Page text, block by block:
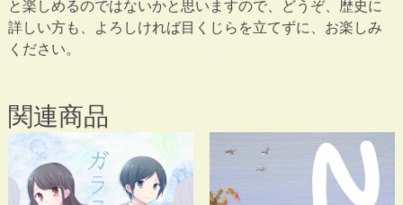
と楽しめるのではないかと思いますので、どうぞ、歴史に
詳しい方も、よろしければ目くじらを立てずに、お楽しみ
ください。
関連商品